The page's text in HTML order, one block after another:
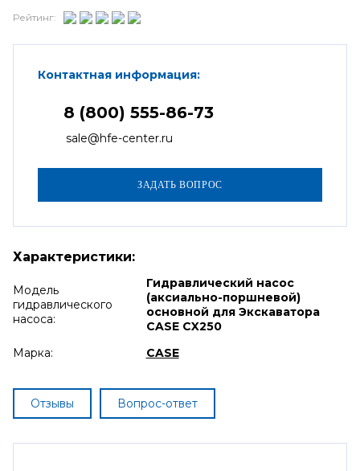
Рейтинг:
Контактная информация:
8 (800) 555-86-73
sale@hfe-center.ru
Характеристики:
Модель
гидравлического
насоса:
Гидравлический насос
(аксиально-поршневой)
основной для Экскаватора
CASE CX250
Марка:
CASE
Отзывы Вопрос-ответ